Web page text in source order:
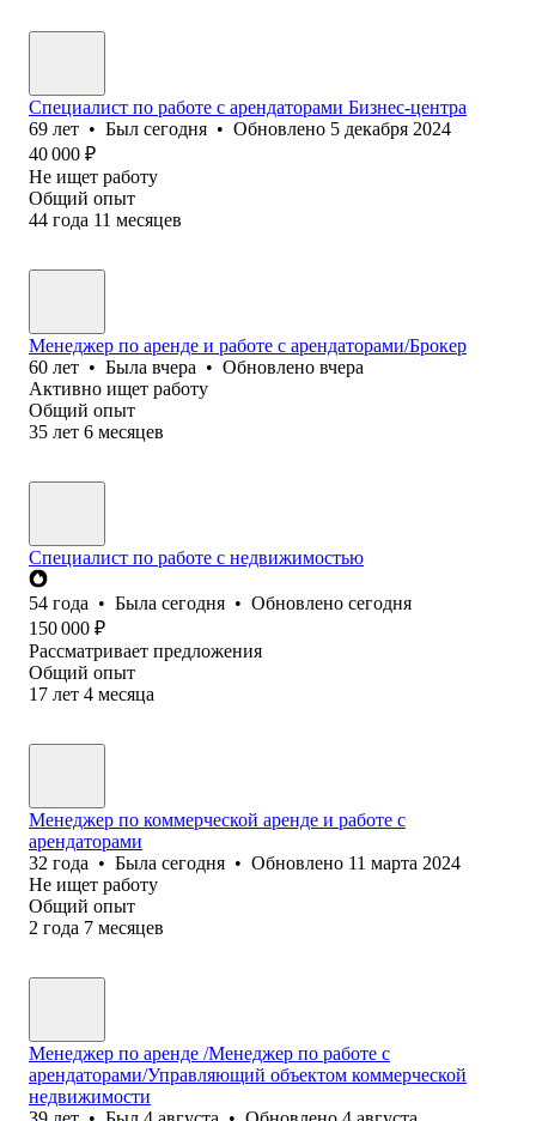
Специалист по работе с арендаторами Бизнес-центра
69 лет • Был сегодня • Обновлено 5 декабря 2024
40 000 ₽
Не ищет работу
Общий опыт
44 года 11 месяцев
Менеджер по аренде и работе с арендаторами/Брокер
60 лет • Была вчера • Обновлено вчера
Активно ищет работу
Общий опыт
35 лет 6 месяцев
Специалист по работе с недвижимостью
54 года • Была сегодня • Обновлено сегодня
150 000 ₽
Рассматривает предложения
Общий опыт
17 лет 4 месяца
Менеджер по коммерческой аренде и работе с
арендаторами
32 года • Была сегодня • Обновлено 11 марта 2024
Не ищет работу
Общий опыт
2 года 7 месяцев
Менеджер по аренде /Менеджер по работе с
арендаторами/Управляющий объектом коммерческой
недвижимости